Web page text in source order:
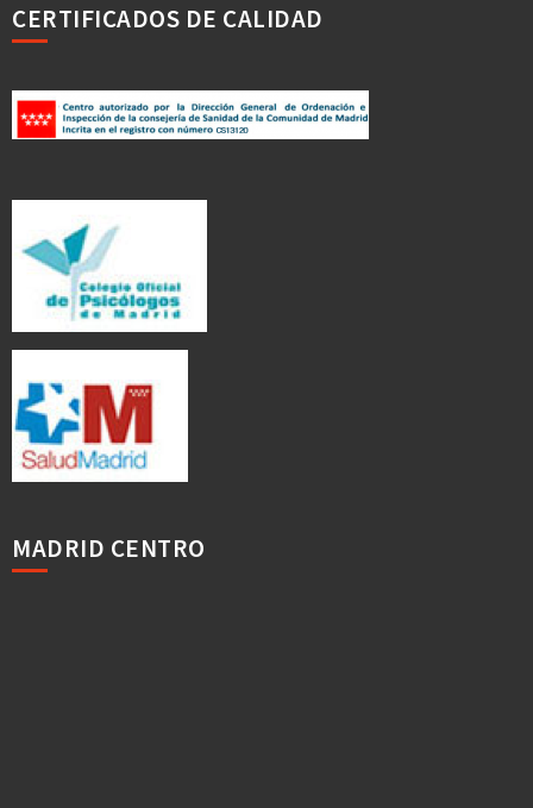
CERTIFICADOS DE CALIDAD
MADRID CENTRO